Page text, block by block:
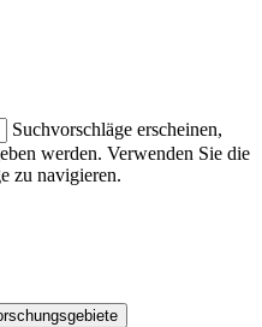
Suchvorschläge erscheinen,
werden. Verwenden Sie die
zu navigieren.